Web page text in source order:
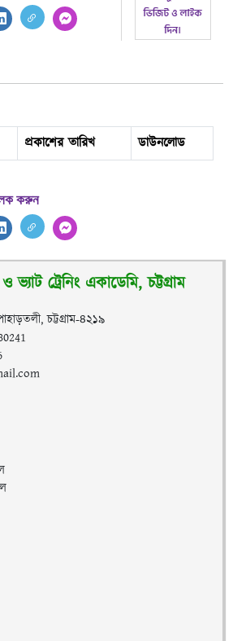
প্রকাশের তারিখ ডাউনলোড
করুন
ট্রেনিং একাডেমি, চট্টগ্রাম
চট্টগ্রাম-৪২১৯